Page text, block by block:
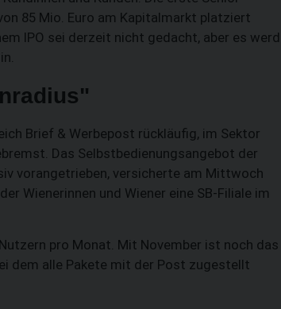
85 Mio. Euro am Kapitalmarkt platziert
IPO sei derzeit nicht gedacht, aber es
Brief & Werbepost rückläufig, im Sektor
Das Selbstbedienungsangebot der
vorangetrieben, versicherte am Mittwoch
Wienerinnen und Wiener eine SB-Filiale im
pro Monat. Mit November ist noch das
dem alle Pakete mit der Post zugestellt
SUCHEN